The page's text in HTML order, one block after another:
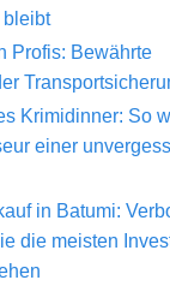
bleibt
Profis: Bewährte
Krimidinner: So
einer
in Batumi:
die meisten